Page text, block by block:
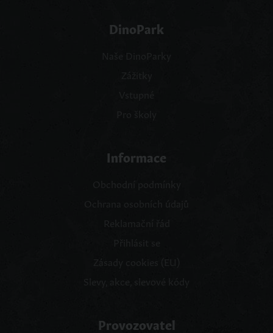
DinoPark
Informace
Zásady cookies (EU)
Provozovatel